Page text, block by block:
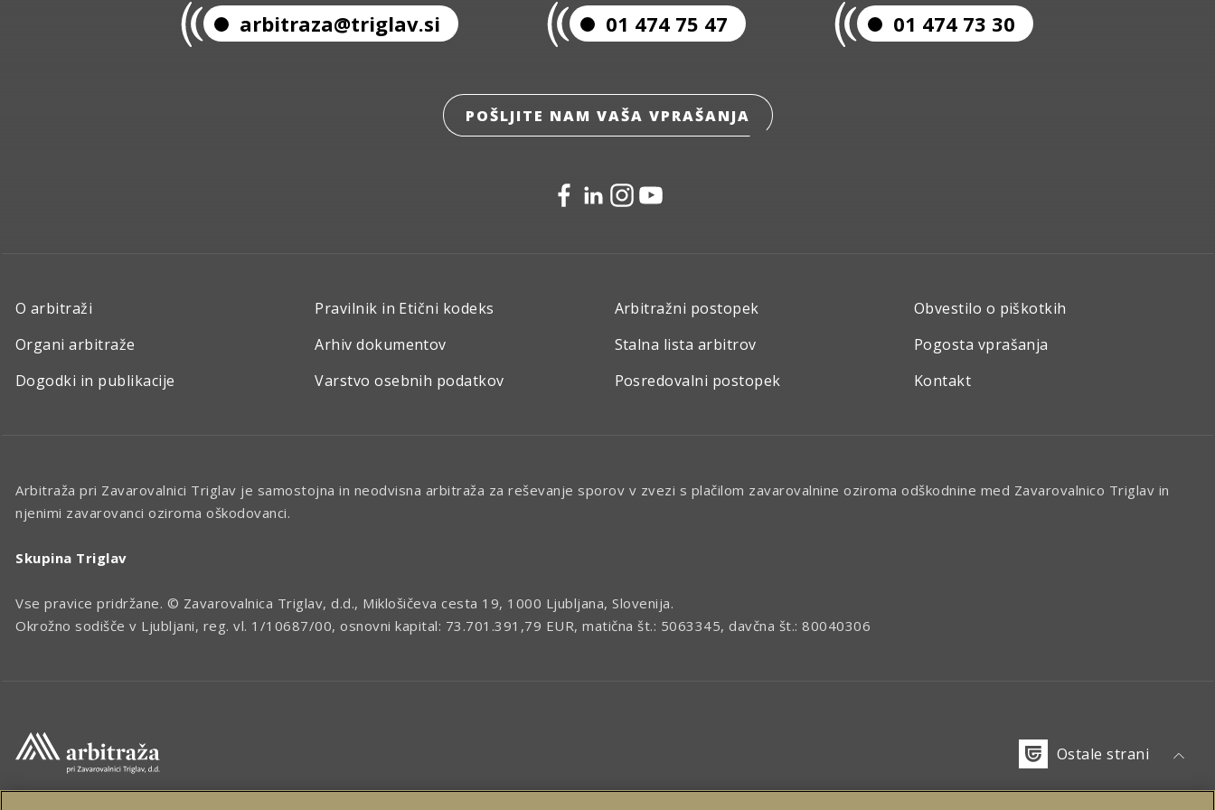
arbitraza@triglav.si 01 474 75 47 01 474 73 30
POŠLJITE NAM VAŠA VPRAŠANJA
O arbitraži
Organi arbitraže
Dogodki in publikacije
Pravilnik in Etični kodeks
Arhiv dokumentov
Varstvo osebnih podatkov
Arbitražni postopek
Stalna lista arbitrov
Posredovalni postopek
Obvestilo o piškotkih
Pogosta vprašanja
Kontakt
Arbitraža pri Zavarovalnici Triglav je samostojna in neodvisna arbitraža za reševanje sporov v zvezi s plačilom zavarovalnine oziroma odškodnine med Zavarovalnico Triglav in
njenimi zavarovanci oziroma oškodovanci.
Skupina Triglav
Vse pravice pridržane. © Zavarovalnica Triglav, d.d., Miklošičeva cesta 19, 1000 Ljubljana, Slovenija.
Okrožno sodišče v Ljubljani, reg. vl. 1/10687/00, osnovni kapital: 73.701.391,79 EUR, matična št.: 5063345, davčna št.: 80040306
Ostale strani